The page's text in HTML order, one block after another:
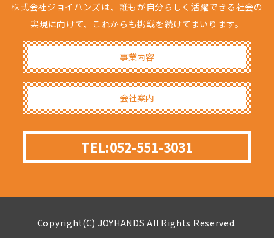
株式会社ジョイハンズは、誰もが自分らしく活躍できる社会の
実現に向けて、これからも挑戦を続けてまいります。
事業内容
会社案内
TEL:052-551-3031
Copyright(C) JOYHANDS All Rights Reserved.